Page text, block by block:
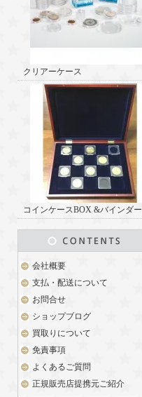
クリアーケース
コインケースBOX &バインダー
会社概要
支払・配送について
お問合せ
ショップブログ
買取りについて
免責事項
よくあるご質問
正規販売店提携元ご紹介